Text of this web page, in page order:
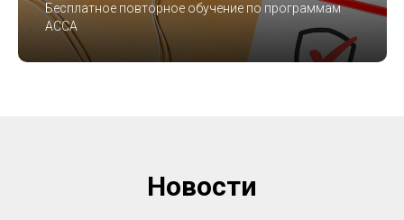
Бесплатное повторное обучение по программам
ACCA
Новости